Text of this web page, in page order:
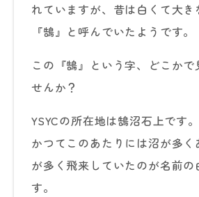
れていますが、昔は白くて大き
『鵠』と呼んでいたようです。
この『鵠』という字、どこかで
せんか？
YSYCの所在地は鵠沼石上です。
かつてこのあたりには沼が多
が多く飛来していたのが名前
す。